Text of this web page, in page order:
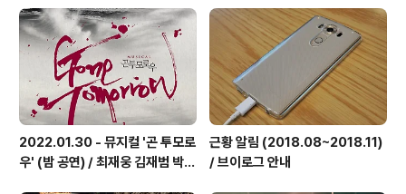
찮다.예전 펜탁스 카메라를 쓸 때에도 쓰던 방식이라 익숙
해서일듯하다.
2022.01.30 - 뮤지컬 '곤 투모로
우' (밤 공연) / 최재웅 김재범 박영
근황 알림 (2018.08~2018.11)
/ 브이로그 안내